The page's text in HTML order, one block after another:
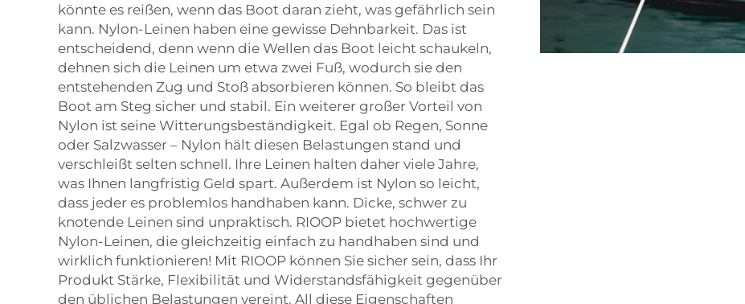
könnte es reißen, wenn das Boot daran zieht, was gefährlich sein
kann. Nylon-Leinen haben eine gewisse Dehnbarkeit. Das ist
entscheidend, denn wenn die Wellen das Boot leicht schaukeln,
dehnen sich die Leinen um etwa zwei Fuß, wodurch sie den
entstehenden Zug und Stoß absorbieren können. So bleibt das
Boot am Steg sicher und stabil. Ein weiterer großer Vorteil von
Nylon ist seine Witterungsbeständigkeit. Egal ob Regen, Sonne
oder Salzwasser – Nylon hält diesen Belastungen stand und
verschleißt selten schnell. Ihre Leinen halten daher viele Jahre,
was Ihnen langfristig Geld spart. Außerdem ist Nylon so leicht,
dass jeder es problemlos handhaben kann. Dicke, schwer zu
knotende Leinen sind unpraktisch. RIOOP bietet hochwertige
Nylon-Leinen, die gleichzeitig einfach zu handhaben sind und
wirklich funktionieren! Mit RIOOP können Sie sicher sein, dass Ihr
Produkt Stärke, Flexibilität und Widerstandsfähigkeit gegenüber
den üblichen Belastungen vereint. All diese Eigenschaften